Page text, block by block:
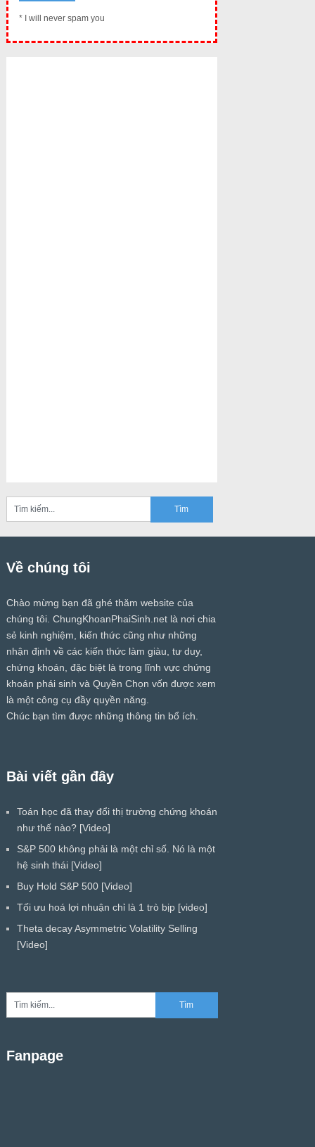
* I will never spam you
Về chúng tôi
Chào mừng bạn đã ghé thăm website của
chúng tôi. ChungKhoanPhaiSinh.netlà nơi chia
sẻ kinh nghiệm, kiến thức cũng như những
nhận định về các kiến thức làm giàu, tư duy,
chứng khoán, đặc biệt là trong lĩnh vực chứng
khoán phái sinh và Quyền Chọn vốn được xem
là một công cụ đầy quyền năng.
Chúc bạn tìm được những thông tin bổ ích.
Bài viết gần đây
Toán học đã thay đổi thị trường chứng khoán
như thế nào? [Video]
S&P 500 không phải là một chỉ số. Nó là một
hệ sinh thái [Video]
Buy Hold S&P 500 [Video]
Tối ưu hoá lợi nhuận chỉ là 1 trò bịp [video]
Theta decay Asymmetric Volatility Selling
[Video]
Fanpage